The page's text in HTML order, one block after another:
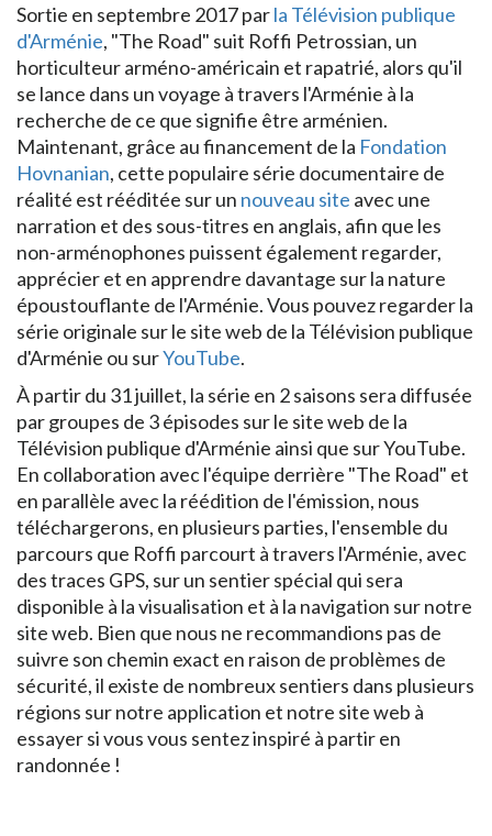
Sortie en septembre 2017 parla Télévision publique
d'Arménie, "The Road" suit Roffi Petrossian, un
horticulteur arméno-américain et rapatrié, alors qu'il
se lance dans un voyage à travers l'Arménie à la
recherche de ce que signifie être arménien.
Maintenant, grâce au financement de la Fondation
Hovnanian, cette populaire série documentaire de
réalité est rééditée sur un nouveau site avec une
narration et des sous-titres en anglais, afin que les
non-arménophones puissent également regarder,
apprécier et en apprendre davantage sur la nature
époustouflante de l'Arménie. Vous pouvez regarder la
série originale sur le site web de la Télévision publique
d'Arménie ou surYouTube.
À partir du 31 juillet, la série en 2 saisons sera diffusée
par groupes de 3 épisodes sur le site web de la
Télévision publique d'Arménie ainsi que sur YouTube.
En collaboration avec l'équipe derrière "The Road" et
en parallèle avec la réédition de l'émission, nous
téléchargerons, en plusieurs parties, l'ensemble du
parcours que Roffi parcourt à travers l'Arménie, avec
des traces GPS, sur un sentier spécial qui sera
disponible à la visualisation et à la navigation sur notre
site web. Bien que nous ne recommandions pas de
suivre son chemin exact en raison de problèmes de
sécurité, il existe de nombreux sentiers dans plusieurs
régions sur notre application et notre site web à
essayer si vous vous sentez inspiré à partir en
randonnée !